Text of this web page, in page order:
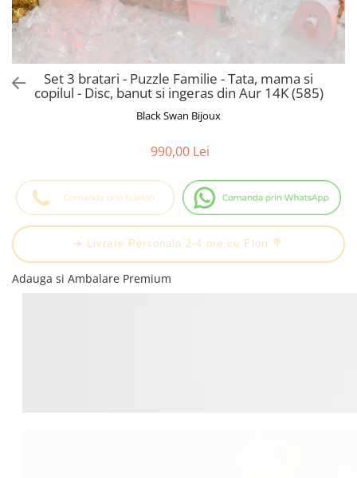
Cadouri pentru Absolvire
Cadou Educatoare / Invatatoare /
Profesoare
Cadouri Cupluri
Cercei din aur
Bijuterii Profesii
Bijuterii Pasiuni & Hobby
Bijuterii Tematice Sport
Bijuterii cu mesaj Motivational
Bijuterii personalizate cu poza
Set 3 bratari - Puzzle Familie - Tata, mama si
copilul - Disc, banut si ingeras din Aur 14K (585)
Black Swan Bijoux
990,00 Lei
➔ Livrare Personala 2-4 ore cu Flori 💐
Adauga si Ambalare Premium